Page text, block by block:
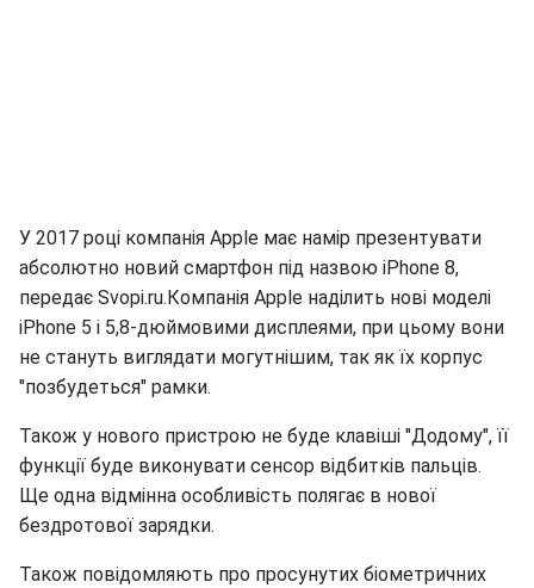
У 2017 році компанія Apple має намір презентувати
абсолютно новий смартфон під назвою iPhone 8,
передає Svopi.ru.Компанія Apple наділить нові моделі
iPhone 5 і 5,8-дюймовими дисплеями, при цьому вони
не стануть виглядати могутнішим, так як їх корпус
"позбудеться" рамки.
Також у нового пристрою не буде клавіші "Додому", її
функції буде виконувати сенсор відбитків пальців.
Ще одна відмінна особливість полягає в нової
бездротової зарядки.
Також повідомляють про просунутих біометричних